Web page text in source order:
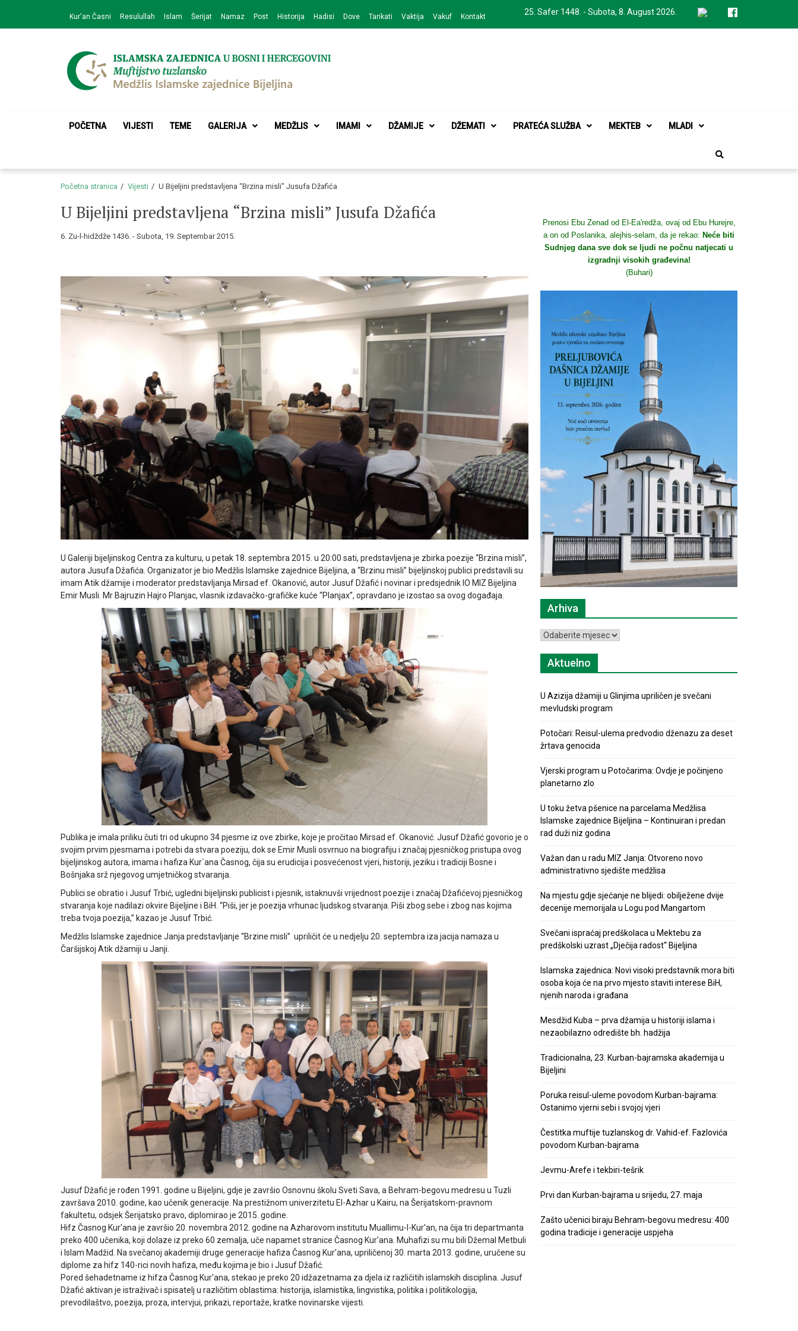
navigation
content
25. Safer 1448. - Subota, 8. August 2026.
Kur'an Časni Resulullah Islam Šerijat Namaz Post Historija Hadisi Dove Tarikati Vaktija Vakuf Kontakt
Medžlis Islamske zajednice Bijeljina
POČETNA VIJESTI TEME GALERIJA MEDŽLIS IMAMI DŽAMIJE DŽEMATI PRATEĆA SLUŽBA MEKTEB MLADI
Početna stranica Vijesti U Bijeljini predstavljena “Brzina misli” Jusufa Džafića
U Bijeljini predstavljena “Brzina misli” Jusufa Džafića
6. Zu-l-hidždže 1436. - Subota, 19. Septembar 2015.
U Galeriji bijeljinskog Centra za kulturu, u petak 18. septembra 2015. u 20:00 sati, predstavljena je zbirka poezije “Brzina misli”,
autora Jusufa Džafića. Organizator je bio Medžlis Islamske zajednice Bijeljina, a “Brzinu misli” bijeljinskoj publici predstavili su
imam Atik džamije i moderator predstavljanja Mirsad ef. Okanović, autor Jusuf Džafić i novinar i predsjednik IO MIZ Bijeljina
Emir Musli. Mr Bajruzin Hajro Planjac, vlasnik izdavačko-grafičke kuće “Planjax”, opravdano je izostao sa ovog događaja.
Publika je imala priliku čuti tri od ukupno 34 pjesme iz ove zbirke, koje je pročitao Mirsad ef. Okanović. Jusuf Džafić govorio je o
svojim prvim pjesmama i potrebi da stvara poeziju, dok se Emir Musli osvrnuo na biografiju i značaj pjesničkog pristupa ovog
bijeljinskog autora, imama i hafiza Kur`ana Časnog, čija su erudicija i posvećenost vjeri, historiji, jeziku i tradiciji Bosne i
Bošnjaka srž njegovog umjetničkog stvaranja.
Publici se obratio i Jusuf Trbić, ugledni bijeljinski publicist i pjesnik, istaknuvši vrijednost poezije i značaj Džafićevoj pjesničkog
stvaranja koje nadilazi okvire Bijeljine i BiH. “Piši, jer je poezija vrhunac ljudskog stvaranja. Piši zbog sebe i zbog nas kojima
treba tvoja poezija,” kazao je Jusuf Trbić.
Medžlis Islamske zajednice Janja predstavljanje “Brzine misli” upriličit će u nedjelju 20. septembra iza jacija namaza u
Čaršijskoj Atik džamiji u Janji.
Jusuf Džafić je rođen 1991. godine u Bijeljini, gdje je završio Osnovnu školu Sveti Sava, a Behram-begovu medresu u Tuzli
završava 2010. godine, kao učenik generacije. Na prestižnom univerzitetu El-Azhar u Kairu, na Šerijatskom-pravnom
fakultetu, odsjek Šerijatsko pravo, diplomirao je 2015. godine.
Hifz Časnog Kur'ana je završio 20. novembra 2012. godine na Azharovom institutu Muallimu-l-Kur'an, na čija tri departmanta
preko 400 učenika, koji dolaze iz preko 60 zemalja, uče napamet stranice Časnog Kur'ana. Muhafizi su mu bili Džemal Metbuli
i Islam Madžid. Na svečanoj akademiji druge generacije hafiza Časnog Kur'ana, upriličenoj 30. marta 2013. godine, uručene su
diplome za hifz 140-rici novih hafiza, među kojima je bio i Jusuf Džafić.
Pored šehadetname iz hifza Časnog Kur'ana, stekao je preko 20 idžazetnama za djela iz različitih islamskih disciplina. Jusuf
Džafić aktivan je istraživač i spisatelj u različitim oblastima: historija, islamistika, lingvistika, politika i politikologija,
prevodilaštvo, poezija, proza, intervjui, prikazi, reportaže, kratke novinarske vijesti.
Prenosi Ebu Zenad od El-Ea'redža, ovaj od Ebu Hurejre,
a on od Poslanika, alejhis-selam, da je rekao: Neće biti
Sudnjeg dana sve dok se ljudi ne počnu natjecati u
izgradnji visokih građevina!
(Buhari)
Arhiva
Arhiva
Aktuelno
U Azizija džamiji u Glinjima upriličen je svečani
mevludski program
Potočari: Reisul-ulema predvodio dženazu za deset
žrtava genocida
Vjerski program u Potočarima: Ovdje je počinjeno
planetarno zlo
U toku žetva pšenice na parcelama Medžlisa
Islamske zajednice Bijeljina – Kontinuiran i predan
rad duži niz godina
Važan dan u radu MIZ Janja: Otvoreno novo
administrativno sjedište medžlisa
Na mjestu gdje sjećanje ne blijedi: obilježene dvije
decenije memorijala u Logu pod Mangartom
Svečani ispraćaj predškolaca u Mektebu za
predškolski uzrast „Dječija radost“ Bijeljina
Islamska zajednica: Novi visoki predstavnik mora biti
osoba koja će na prvo mjesto staviti interese BiH,
njenih naroda i građana
Mesdžid Kuba – prva džamija u historiji islama i
nezaobilazno odredište bh. hadžija
Tradicionalna, 23. Kurban-bajramska akademija u
Bijeljini
Poruka reisul-uleme povodom Kurban-bajrama:
Ostanimo vjerni sebi i svojoj vjeri
Čestitka muftije tuzlanskog dr. Vahid-ef. Fazlovića
povodom Kurban-bajrama
Jevmu-Arefe i tekbiri-tešrik
Prvi dan Kurban-bajrama u srijedu, 27. maja
Zašto učenici biraju Behram-begovu medresu: 400
godina tradicije i generacije uspjeha